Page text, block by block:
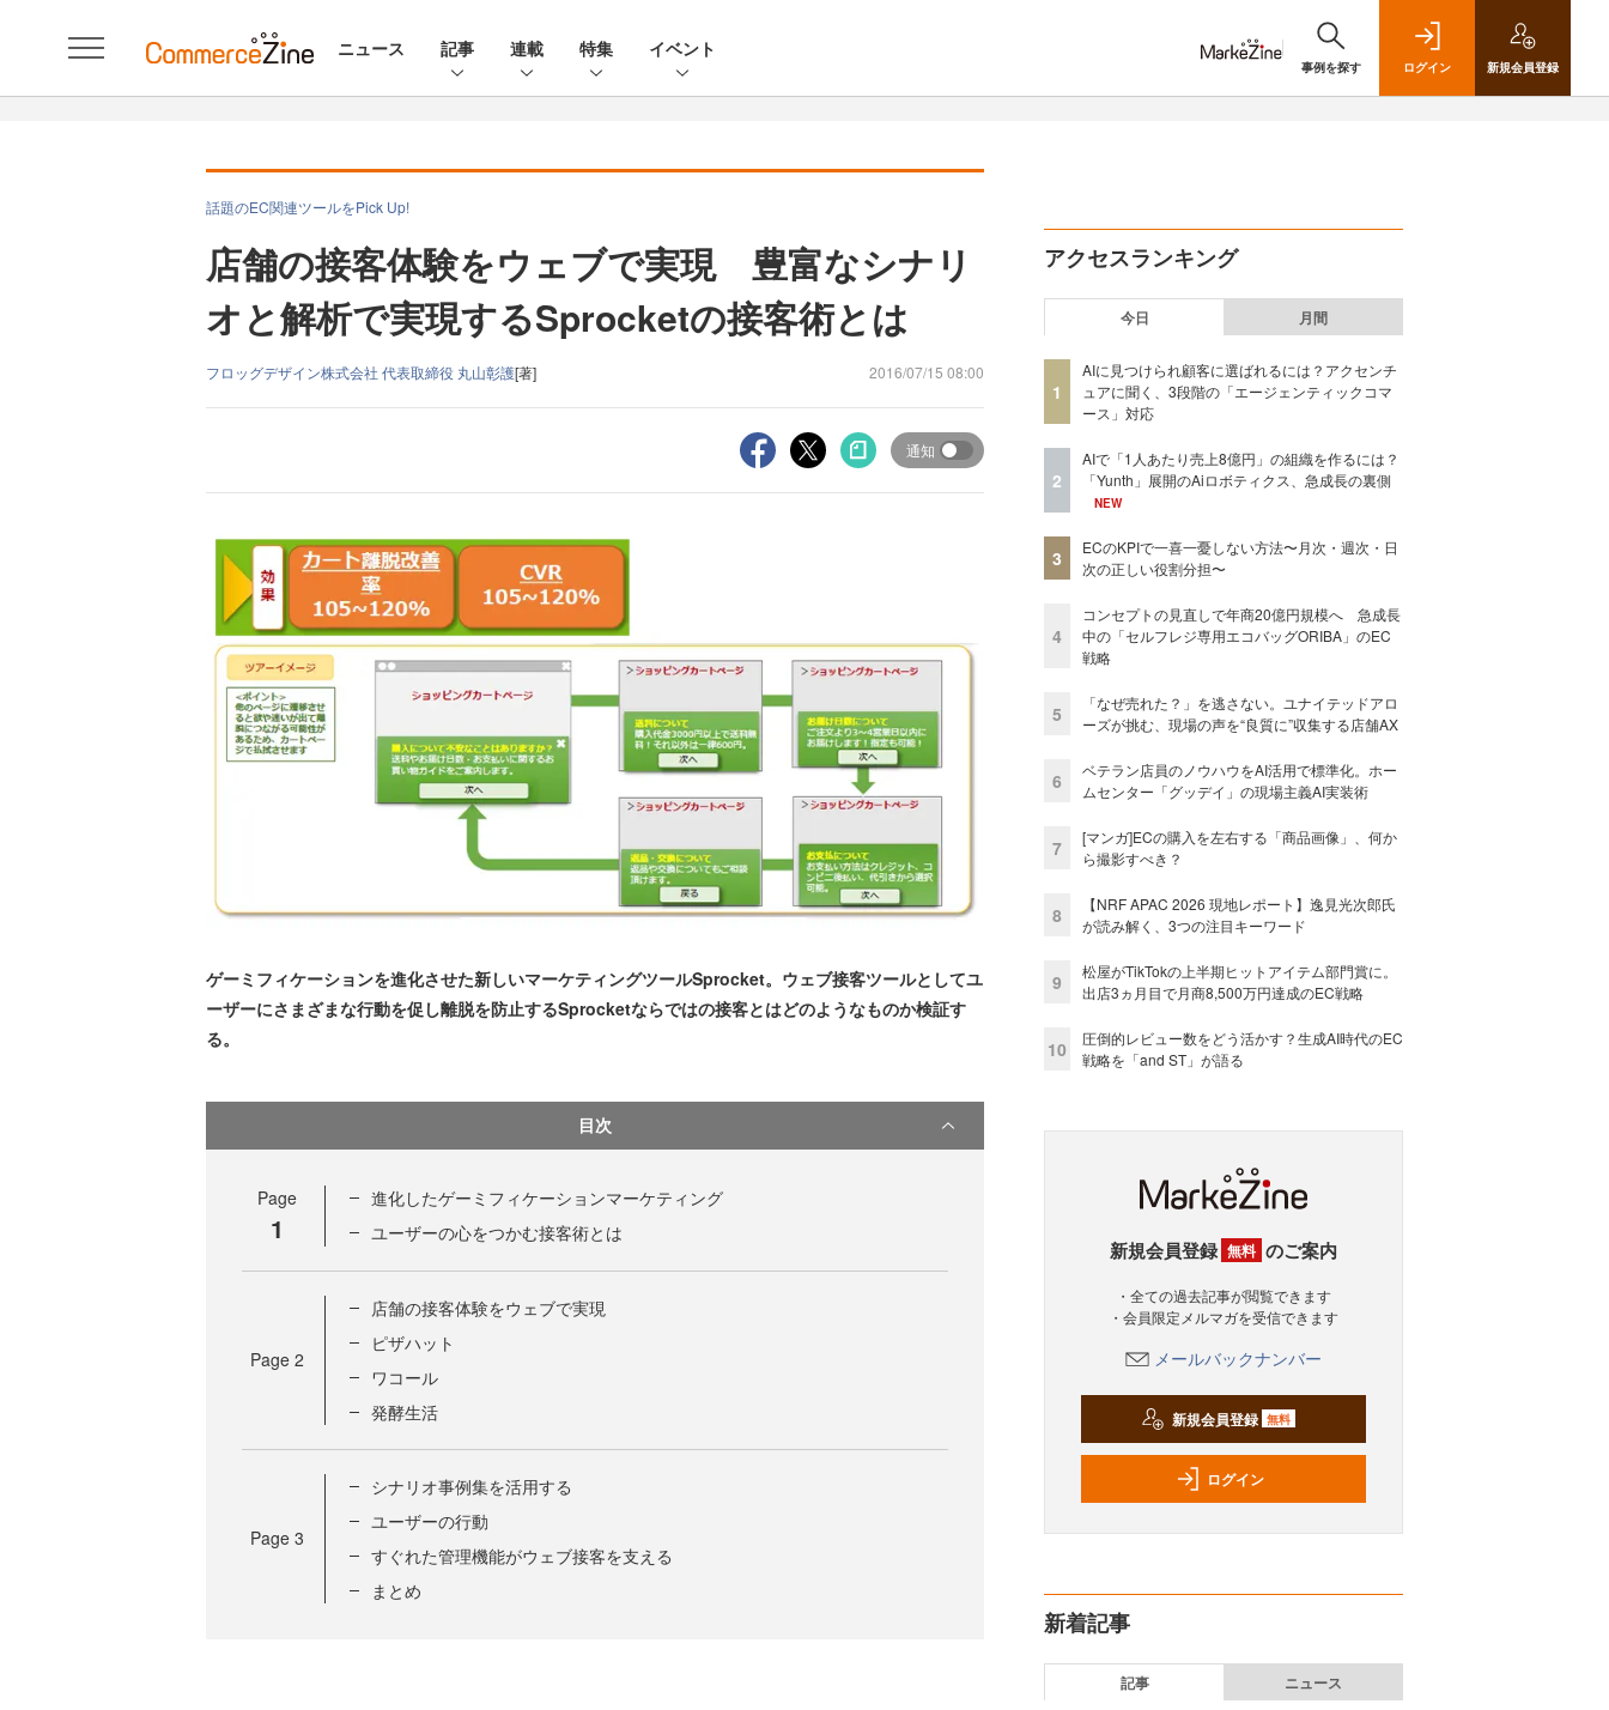
ニュース 記事 連載 特集 イベント
事例を探す ログイン 新規会員登録
話題のEC関連ツールをPick Up!
店舗の接客体験をウェブで実現 豊富なシナリ
オと解析で実現するSprocketの接客術とは
フロッグデザイン株式会社 代表取締役 丸山彰護[著] 2016/07/15 08:00
通知
ゲーミフィケーションを進化させた新しいマーケティングツールSprocket。ウェブ接客ツールとしてユ
ーザーにさまざまな行動を促し離脱を防止するSprocketならではの接客とはどのようなものか検証す
る。
目次
Page
1
進化したゲーミフィケーションマーケティング
ユーザーの心をつかむ接客術とは
Page 2
店舗の接客体験をウェブで実現
ピザハット
ワコール
発酵生活
Page 3
シナリオ事例集を活用する
ユーザーの行動
すぐれた管理機能がウェブ接客を支える
まとめ
アクセスランキング
今日 月間
1
AIに見つけられ顧客に選ばれるには？アクセンチ
ュアに聞く、3段階の「エージェンティックコマ
ース」対応
2
AIで「1人あたり売上8億円」の組織を作るには？
「Yunth」展開のAiロボティクス、急成長の裏側
NEW
3
ECのKPIで一喜一憂しない方法〜月次・週次・日
次の正しい役割分担〜
4
コンセプトの見直しで年商20億円規模へ 急成長
中の「セルフレジ専用エコバッグORIBA」のEC
戦略
5
「なぜ売れた？」を逃さない。ユナイテッドアロ
ーズが挑む、現場の声を“良質に”収集する店舗AX
6
ベテラン店員のノウハウをAI活用で標準化。ホー
ムセンター「グッデイ」の現場主義AI実装術
7
[マンガ]ECの購入を左右する「商品画像」、何か
ら撮影すべき？
8
【NRF APAC 2026 現地レポート】逸見光次郎氏
が読み解く、3つの注目キーワード
9
松屋がTikTokの上半期ヒットアイテム部門賞に。
出店3ヵ月目で月商8,500万円達成のEC戦略
10
圧倒的レビュー数をどう活かす？生成AI時代のEC
戦略を「and ST」が語る
新規会員登録 無料 のご案内
・全ての過去記事が閲覧できます
・会員限定メルマガを受信できます
メールバックナンバー
新規会員登録 無料
ログイン
新着記事
記事 ニュース